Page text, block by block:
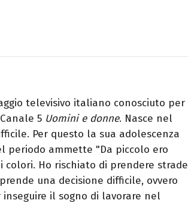
televisivo italiano conosciuto per
5 Uomini e donne. Nasce nel
Per questo la sua adolescenza
periodo ammette "Da piccolo ero
Ho rischiato di prendere strade
una decisione difficile, ovvero
il sogno di lavorare nel